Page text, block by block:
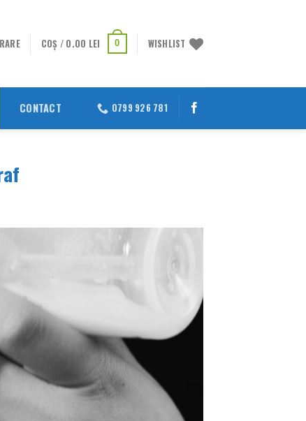
COȘ / 0.00 LEI 0 WISHLIST
CONTACT 0799 926 781